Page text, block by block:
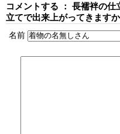
コメントする ： 長襦袢の
立てで出来上がってきます
名前